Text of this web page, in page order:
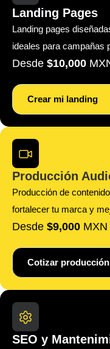
Landing Pages
Landing pages
ideales para campañas
Desde $10,000
Crear mi landing
Producción
Producción de
fortalecer tu marca y
Desde $9,000 MXN
Cotizar producción
SEO y